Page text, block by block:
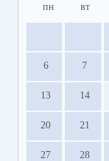
пн вт
6 7
13 14
20 21
27 28